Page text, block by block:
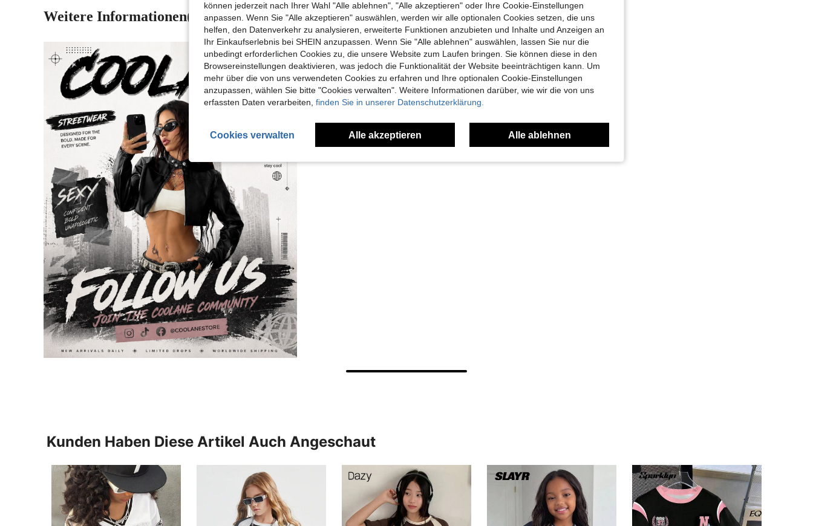
Weitere Informationen(1)
Kunden Haben Diese Artikel Auch Angeschaut
können jederzeit nach Ihrer Wahl "Alle ablehnen", "Alle akzeptieren" oder Ihre Cookie-Einstellungen
anpassen. Wenn Sie "Alle akzeptieren" auswählen, werden wir alle optionalen Cookies setzen, die uns
helfen, den Datenverkehr zu analysieren, erweiterte Funktionen anzubieten und Inhalte und Anzeigen an
Ihr Einkaufserlebnis bei SHEIN anzupassen. Wenn Sie "Alle ablehnen" auswählen, lassen Sie nur die
unbedingt erforderlichen Cookies zu, die unsere Website zum Laufen bringen. Sie können diese in den
Browsereinstellungen deaktivieren, was jedoch die Funktionalität der Website beeinträchtigen kann. Um
mehr über die von uns verwendeten Cookies zu erfahren und Ihre optionalen Cookie-Einstellungen
anzupassen, wählen Sie bitte "Cookies verwalten". Weitere Informationen darüber, wie wir die von uns
erfassten Daten verarbeiten, finden Sie in unserer Datenschutzerklärung.
Cookies verwalten Alle akzeptieren Alle ablehnen